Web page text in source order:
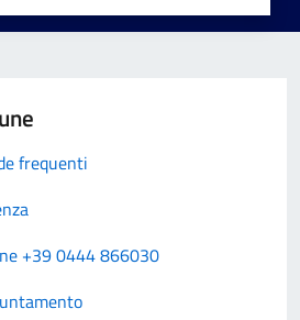
frequenti
+39 0444 866030